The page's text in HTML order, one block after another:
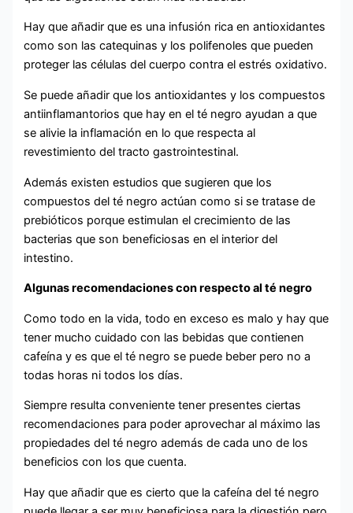
Hay que añadir que es una infusión rica en antioxidantes
como son las catequinas y los polifenoles que pueden
proteger las células del cuerpo contra el estrés oxidativo.
Se puede añadir que los antioxidantes y los compuestos
antiinflamantorios que hay en el té negro ayudan a que
se alivie la inflamación en lo que respecta al
revestimiento del tracto gastrointestinal.
Además existen estudios que sugieren que los
compuestos del té negro actúan como si se tratase de
prebióticos porque estimulan el crecimiento de las
bacterias que son beneficiosas en el interior del
intestino.
Algunas recomendaciones con respecto al té negro
Como todo en la vida, todo en exceso es malo y hay que
tener mucho cuidado con las bebidas que contienen
cafeína y es que el té negro se puede beber pero no a
todas horas ni todos los días.
Siempre resulta conveniente tener presentes ciertas
recomendaciones para poder aprovechar al máximo las
propiedades del té negro además de cada uno de los
beneficios con los que cuenta.
Hay que añadir que es cierto que la cafeína del té negro